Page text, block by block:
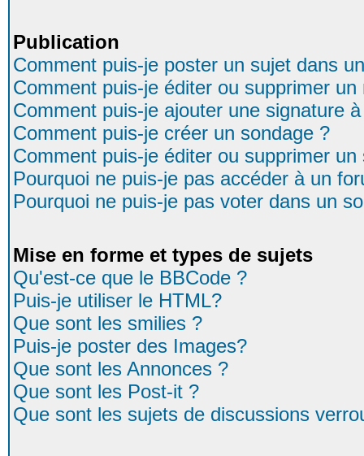
Publication
Comment puis-je poster un sujet dans
Comment puis-je éditer ou supprimer un
Comment puis-je ajouter une signature
Comment puis-je créer un sondage ?
Comment puis-je éditer ou supprimer un
Pourquoi ne puis-je pas accéder à un
Pourquoi ne puis-je pas voter dans un
Mise en forme et types de sujets
Qu'est-ce que le BBCode ?
Puis-je utiliser le HTML?
Que sont les smilies ?
Puis-je poster des Images?
Que sont les Annonces ?
Que sont les Post-it ?
Que sont les sujets de discussions